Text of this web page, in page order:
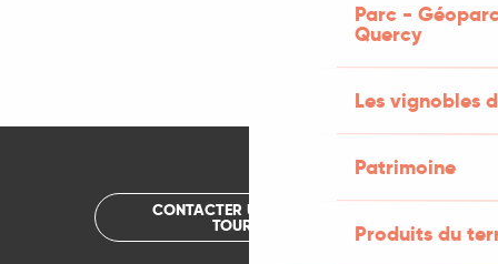
Parc -
Quercy
Les vignobles
Patrimoine
Produits du
CONTACTER UN OFFICE DE
TOURISME